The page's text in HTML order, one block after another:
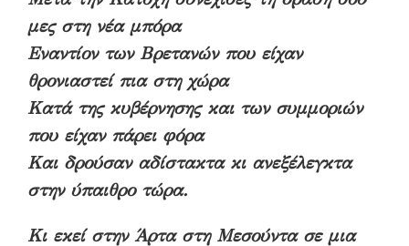
μες στη νέα μπόρα
Εναντίον των Βρετανών που είχαν
θρονιαστεί πια στη χώρα
Κατά της κυβέρνησης και των συμμοριών
που είχαν πάρει φόρα
Και δρούσαν αδίστακτα κι ανεξέλεγκτα
στην ύπαιθρο τώρα.
Κι εκεί στην Άρτα στη Μεσούντα σε μια